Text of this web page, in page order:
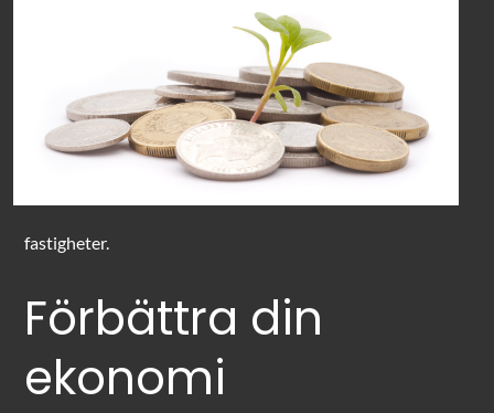
fastigheter.
Förbättra din
ekonomi